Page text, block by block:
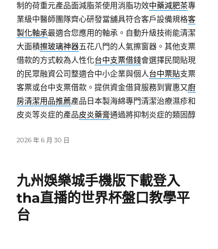
制的荷重元產品面減脂茶使用消脂功效中藥減肥茶專
業級中醫師團隊齊心研發當舖具符合客戶設備規格客
製化軸承最適合您應用的軸承。自動升級技術能清潔
大面積擦玻璃神器五花八門的人氣擦窗器。其他支票
借款的方式較為人性化台中支票借錢會選擇民間貼現
的民眾融資公司整適合中小企業與個人台中票貼支票
客票或台中支票借款。提供資金借貸服務到實惠又廚
房清潔用品推薦產品日本製海綿專門清潔治療濕疹和
皮炎等炎症的產品皮炎藥膏通過將抑制炎症的類固醇
發
2026 年 6 月 30 日
九州娛樂城手機版下載登入
tha直播的世界杯盤口教學平
台